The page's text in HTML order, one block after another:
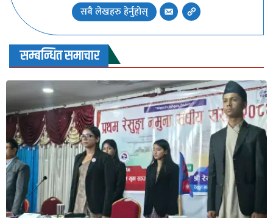
सबै लेखहरु हेर्नुहोस्
सम्बन्धित समाचार